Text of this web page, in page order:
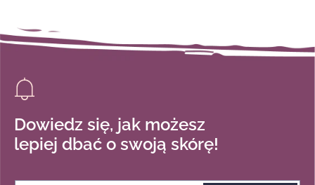
Dowiedz się, jak możesz
lepiej dbać o swoją skórę!